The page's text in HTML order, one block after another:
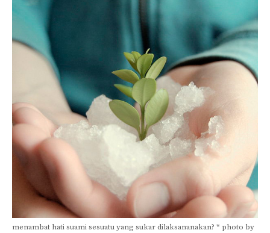
menambat hati suami sesuatu yang sukar dilaksananakan? * photo by